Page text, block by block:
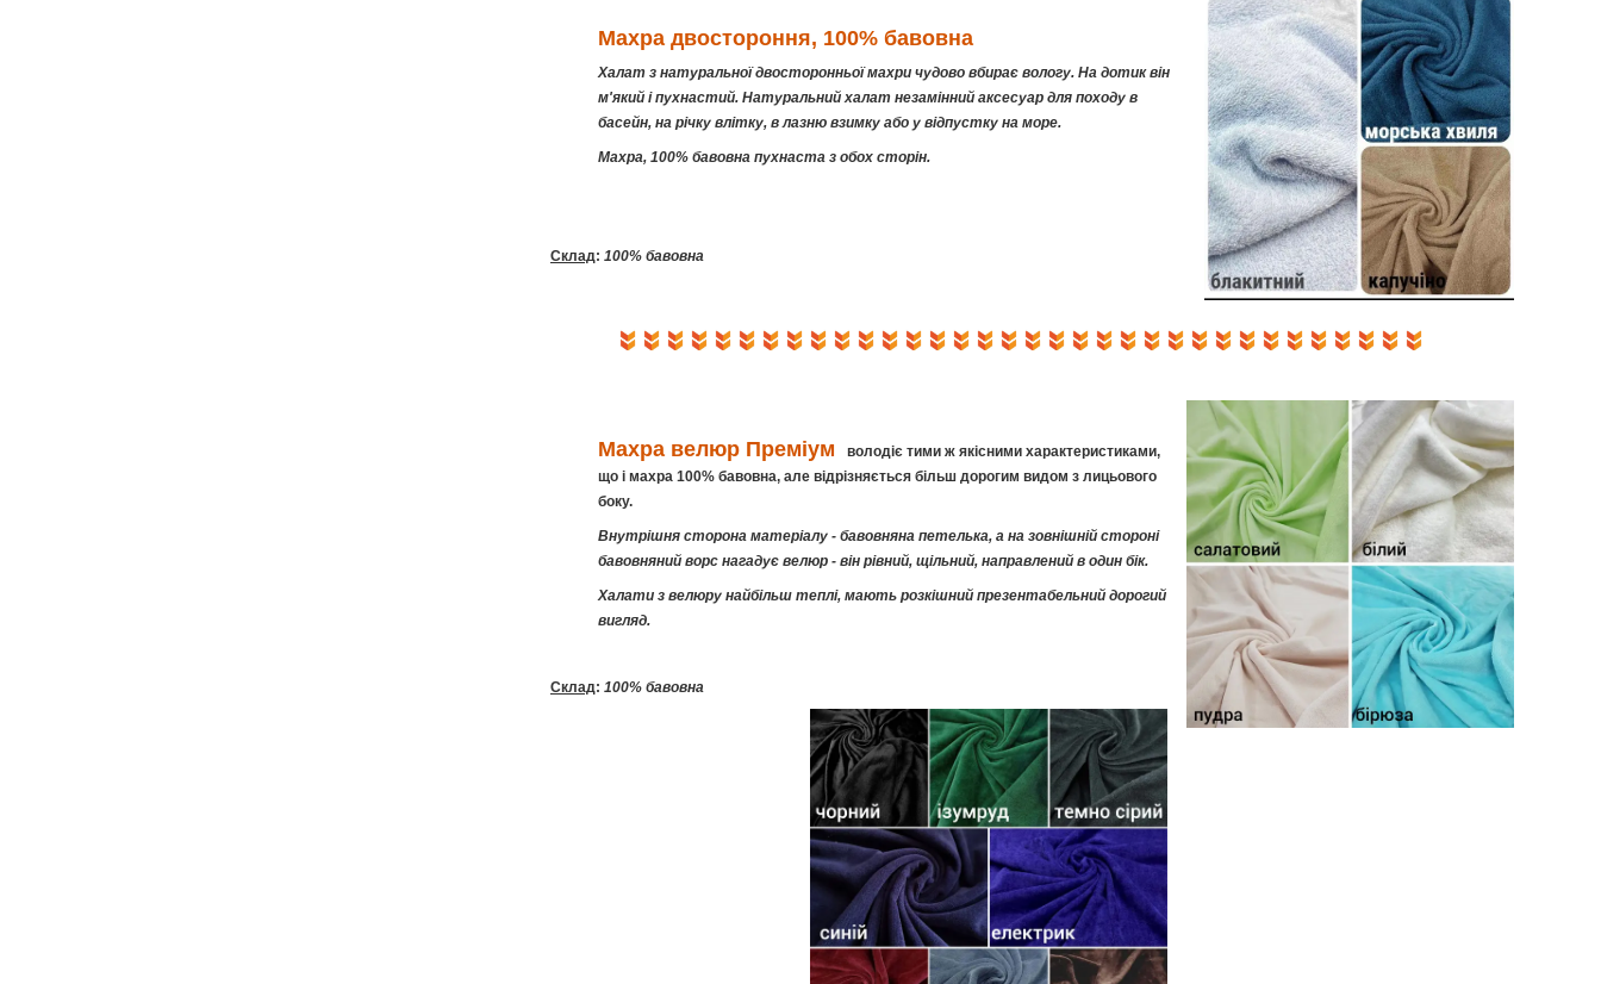
Махра двостороння, 100% бавовна
Халат з натуральної двосторонньої махри чудово вбирає вологу. На дотик він
м'який і пухнастий. Натуральний халат незамінний аксесуар для походу в
басейн, на річку влітку, в лазню взимку або у відпустку на море.
Махра, 100% бавовна пухнаста з обох сторін.
Склад: 100% бавовна
Махра велюр Преміум
володіє тими ж якісними характеристиками,
що і махра 100% бавовна, але відрізняється більш дорогим видом з лицьового
боку.
Внутрішня сторона матеріалу - бавовняна петелька, а на зовнішній стороні
бавовняний ворс нагадує велюр - він рівний, щільний, направлений в один бік.
Халати з велюру найбільш теплі, мають розкішний презентабельний дорогий
вигляд.
Склад: 100% бавовна